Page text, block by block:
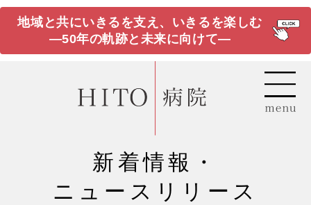
地域と共にいきるを支え、いきるを楽しむ
―50年の軌跡と未来に向けて―
新着情報・
ニュースリリース